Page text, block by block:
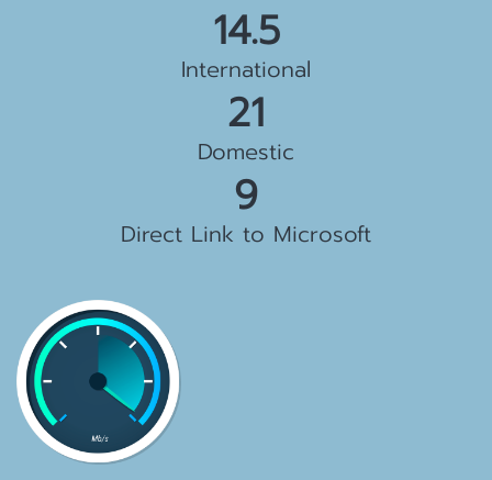
15.5 Gbps
International
23 Gbps
Domestic
10
Direct Link to Microsoft